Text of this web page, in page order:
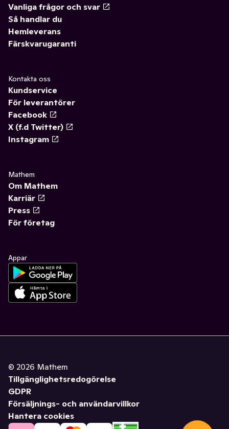
Vanliga frågor och svar
Så handlar du
Hemleverans
Färskvarugaranti
Kontakta oss
Kundservice
För leverantörer
Facebook
X (f.d Twitter)
Instagram
Mathem
Om Mathem
Karriär
Press
För företag
Appar
© 2026 Mathem
Tillgänglighetsredogörelse
GDPR
Försäljnings- och användarvillkor
Hantera cookies